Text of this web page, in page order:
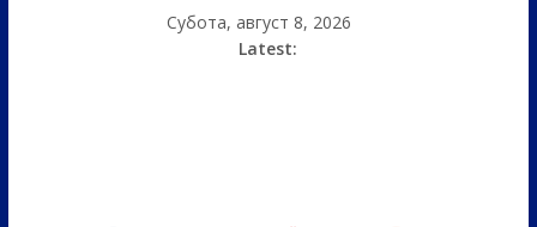
Субота, август 8, 2026
Latest: